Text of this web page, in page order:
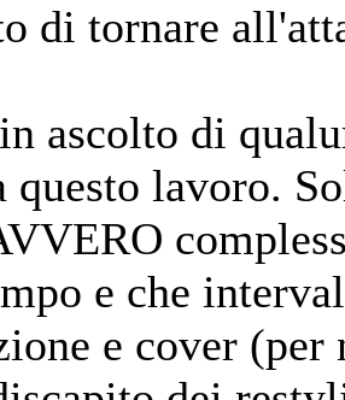
di tornare
ascolto di
questo lavoro.
e che
e cover